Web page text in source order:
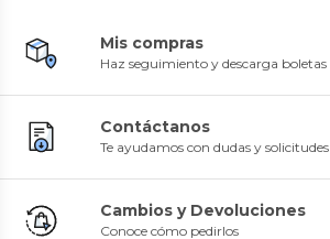
Mis compras
Haz seguimiento y descarga boletas
Contáctanos
Te ayudamos con dudas y solicitudes
Cambios y Devoluciones
Conoce cómo pedirlos